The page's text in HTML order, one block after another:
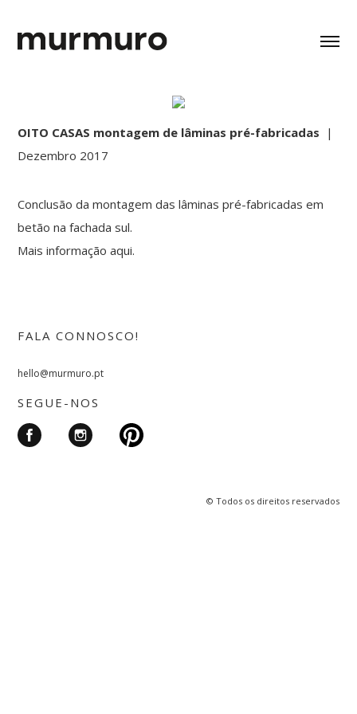
OITO CASAS montagem de lâminas pré-fabricadas |
Dezembro 2017
Conclusão da montagem das lâminas pré-fabricadas em
betão na fachada sul.
Mais informaçãoaqui.
FALA CONNOSCO!
hello@murmuro.pt
SEGUE-NOS
© Todos os direitos reservados